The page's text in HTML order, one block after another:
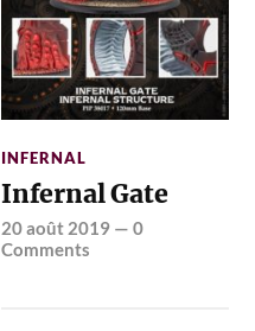
INFERNAL
Infernal Gate
20 août 2019 —0
Comments